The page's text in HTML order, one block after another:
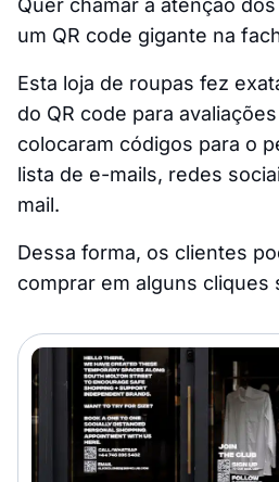
Quer chamar a atenção
um QR code gigante na
Esta loja de roupas fez
do QR code para
colocaram códigos para o
lista de e-mails, redes
mail.
Dessa forma, os clientes
comprar em alguns cliques